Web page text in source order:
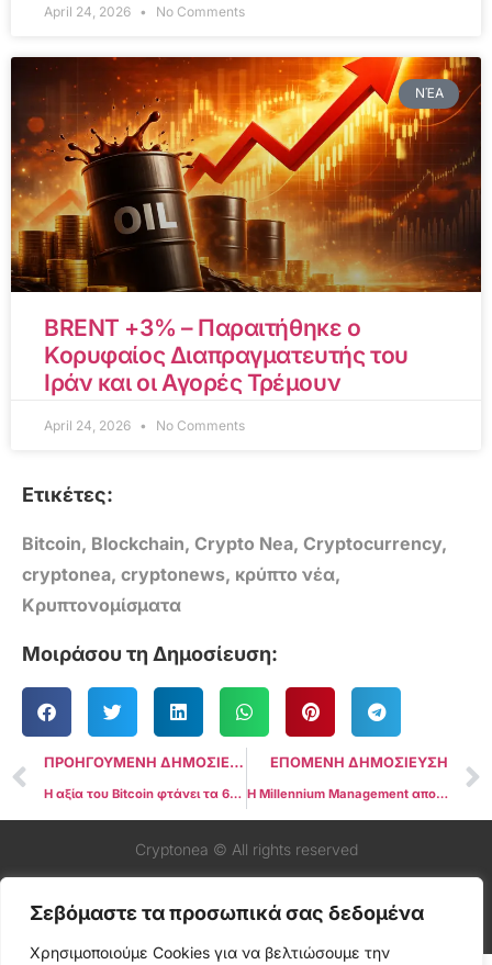
Σεβόμαστε τα προσωπικά σας δεδομένα
Χρησιμοποιούμε Cookies για να βελτιώσουμε την
April 24, 2026 No Comments
ΝΈΑ
BRENT +3% – Παραιτήθηκε ο
Κορυφαίος Διαπραγματευτής του
Ιράν και οι Αγορές Τρέμουν
April 24, 2026 No Comments
Ετικέτες:
Bitcoin, Blockchain, Crypto Nea, Cryptocurrency,
cryptonea, cryptonews, κρύπτο νέα,
Κρυπτονομίσματα
Μοιράσου τη Δημοσίευση:
ΠΡΟΗΓΟΥΜΕΝΗ ΔΗΜΟΣΙΕΥΣΗ
Η αξία του Bitcoin φτάνει τα 65 χιλιάδες δολάρια εν μέσω CPI των ΗΠΑ που δείχνει τον χαμηλότερο Core Inflation σε τρία χρόνια
ΕΠΟΜΕΝΗ ΔΗΜΟΣΙΕΥΣΗ
Η Millennium Management αποκαλύπτει επενδύσεις ύψους 2 δισεκατομμυρίων δολαρίων σε Bitcoin ETFs
Cryptonea © All rights reserved